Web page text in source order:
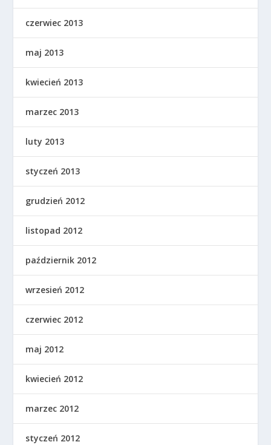
czerwiec 2013
maj 2013
kwiecień 2013
marzec 2013
luty 2013
styczeń 2013
grudzień 2012
listopad 2012
październik 2012
wrzesień 2012
czerwiec 2012
maj 2012
kwiecień 2012
marzec 2012
styczeń 2012